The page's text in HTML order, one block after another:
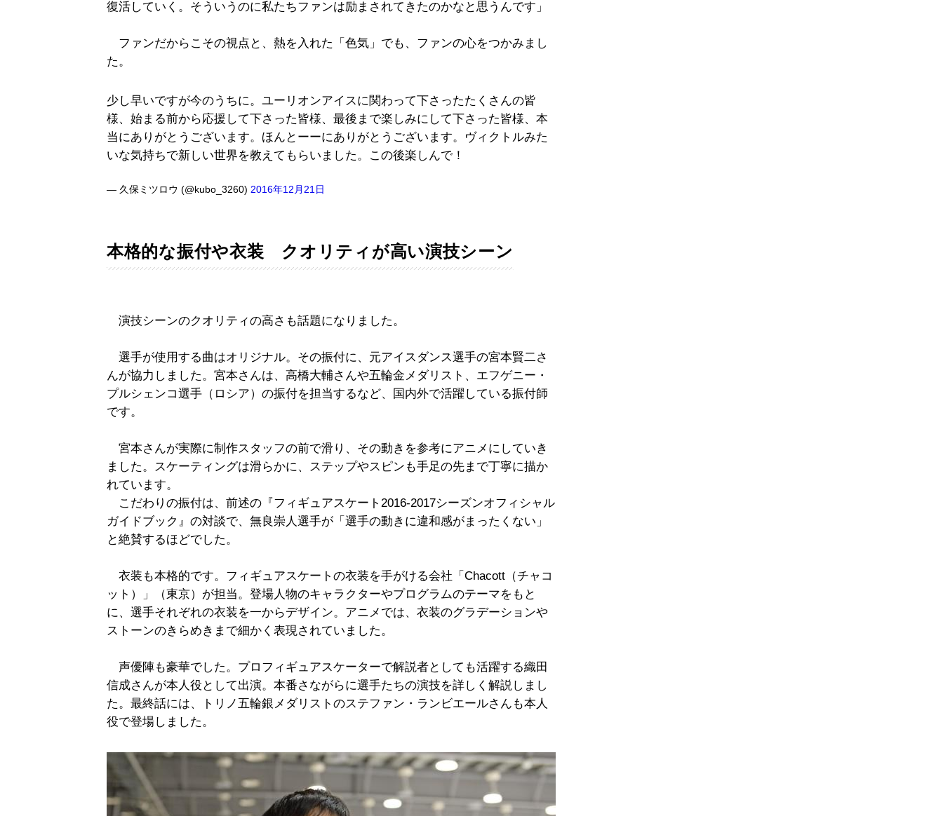
復活していく。そういうのに私たちファンは励まされてきたのかなと思うんです」
ファンだからこその視点と、熱を入れた「色気」でも、ファンの心をつかみまし
た。
少し早いですが今のうちに。ユーリオンアイスに関わって下さったたくさんの皆
様、始まる前から応援して下さった皆様、最後まで楽しみにして下さった皆様、本
当にありがとうございます。ほんとーーにありがとうございます。ヴィクトルみた
いな気持ちで新しい世界を教えてもらいました。この後楽しんで！
— 久保ミツロウ (@kubo_3260) 2016年12月21日
本格的な振付や衣装 クオリティが高い演技シーン
演技シーンのクオリティの高さも話題になりました。
選手が使用する曲はオリジナル。その振付に、元アイスダンス選手の宮本賢二さ
んが協力しました。宮本さんは、高橋大輔さんや五輪金メダリスト、エフゲニー・
プルシェンコ選手（ロシア）の振付を担当するなど、国内外で活躍している振付師
です。
宮本さんが実際に制作スタッフの前で滑り、その動きを参考にアニメにしていき
ました。スケーティングは滑らかに、ステップやスピンも手足の先まで丁寧に描か
れています。
こだわりの振付は、前述の『フィギュアスケート2016-2017シーズンオフィシャル
ガイドブック』の対談で、無良崇人選手が「選手の動きに違和感がまったくない」
と絶賛するほどでした。
衣装も本格的です。フィギュアスケートの衣装を手がける会社「Chacott（チャコ
ット）」（東京）が担当。登場人物のキャラクターやプログラムのテーマをもと
に、選手それぞれの衣装を一からデザイン。アニメでは、衣装のグラデーションや
ストーンのきらめきまで細かく表現されていました。
声優陣も豪華でした。プロフィギュアスケーターで解説者としても活躍する織田
信成さんが本人役として出演。本番さながらに選手たちの演技を詳しく解説しまし
た。最終話には、トリノ五輪銀メダリストのステファン・ランビエールさんも本人
役で登場しました。